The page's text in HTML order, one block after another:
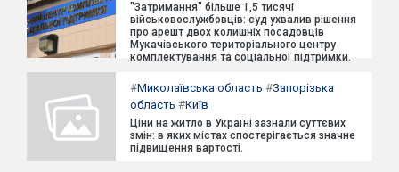
"Затримання" більше 1,5 тисячі
військовослужбовців: суд ухвалив рішення
про арешт двох колишніх посадовців
Мукачівського територіального центру
комплектування та соціальної підтримки.
#Миколаївська область #Запорізька
область #Київ
Ціни на житло в Україні зазнали суттєвих
змін: в яких містах спостерігається значне
підвищення вартості.